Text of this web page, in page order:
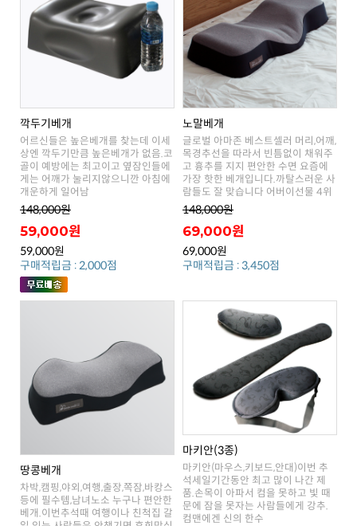
깍두기베개
개운하게 일어남
148,000원
59,000원
59,000원
구매적립금 : 2,000점
노말베개
람들도 잘 맞습니다 어버이선물 4위
148,000원
69,000원
69,000원
구매적립금 : 3,450점
땅콩베개
마키안(3종)
컴맨에겐 신의 한수